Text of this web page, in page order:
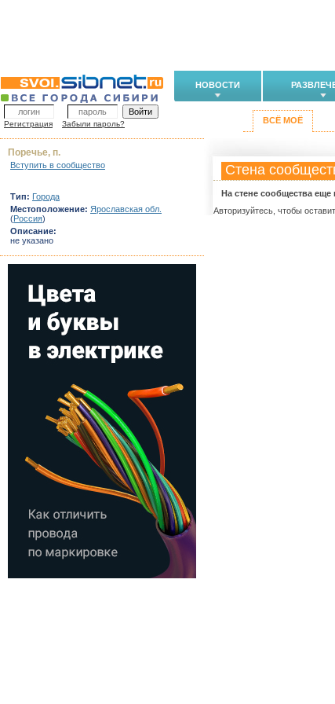
НОВОСТИ
Регистрация Забыли пароль? ВСЁ МОЁ
Стена
На стене сообщества еще
Авторизуйтесь, чтобы
Поречье, п.
Вступить в сообщество
Тип: Города
Местоположение: Ярославская обл.
(Россия)
Описание:
не указано